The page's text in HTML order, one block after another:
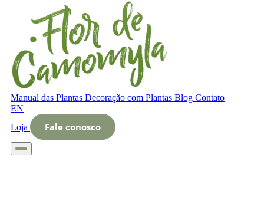
Manual das Plantas Decoração com Plantas Blog Contato
EN
Loja
Fale conosco